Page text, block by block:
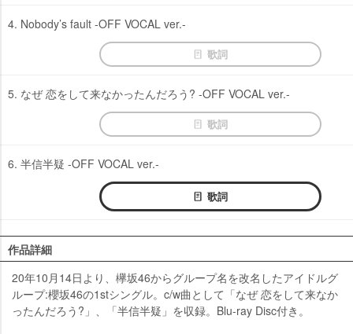
4. Nobody’s fault -OFF VOCAL ver.-
歌詞
5. なぜ 恋をして来なかったんだろう? -OFF VOCAL ver.-
歌詞
6. 半信半疑 -OFF VOCAL ver.-
歌詞
作品詳細
20年10月14日より、欅坂46からグループ名を改名したアイドルグ
ループ:櫻坂46の1stシングル。c/w曲として「なぜ 恋をして来なか
ったんだろう?」、「半信半疑」を収録。Blu-ray Disc付き。